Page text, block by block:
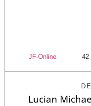
JF-Online 42
Lucian